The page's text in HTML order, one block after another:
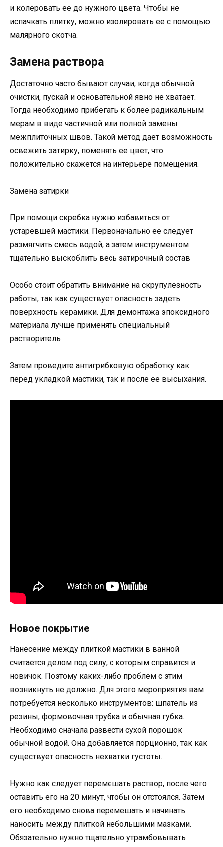
и колеровать ее до нужного цвета. Чтобы не
испачкать плитку, можно изолировать ее с помощью
малярного скотча.
Замена раствора
Достаточно часто бывают случаи, когда обычной
очистки, пускай и основательной явно не хватает.
Тогда необходимо прибегать к более радикальным
мерам в виде частичной или полной замены
межплиточных швов. Такой метод дает возможность
освежить затирку, поменять ее цвет, что
положительно скажется на интерьере помещения.
Замена затирки
При помощи скребка нужно избавиться от
устаревшей мастики. Первоначально ее следует
размягчить смесь водой, а затем инструментом
тщательно выскоблить весь затирочный состав
Особо стоит обратить внимание на скрупулезность
работы, так как существует опасность задеть
поверхность керамики. Для демонтажа эпоксидного
материала лучше применять специальный
растворитель
Затем проведите антигрибковую обработку как
перед укладкой мастики, так и после ее высыхания.
Новое покрытие
Нанесение между плиткой мастики в ванной
считается делом под силу, с которым справится и
новичок. Поэтому каких-либо проблем с этим
возникнуть не должно. Для этого мероприятия вам
потребуется несколько инструментов: шпатель из
резины, формовочная трубка и обычная губка.
Необходимо сначала развести сухой порошок
обычной водой. Она добавляется порционно, так как
существует опасность нехватки густоты.
Нужно как следует перемешать раствор, после чего
оставить его на 20 минут, чтобы он отстоялся. Затем
его необходимо снова перемешать и начинать
наносить между плиткой небольшими мазками.
Обязательно нужно тщательно утрамбовывать